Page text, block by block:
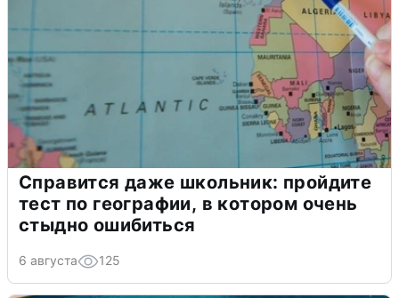
Справится даже школьник: пройдите
тест по географии, в котором очень
стыдно ошибиться
6 августа 125